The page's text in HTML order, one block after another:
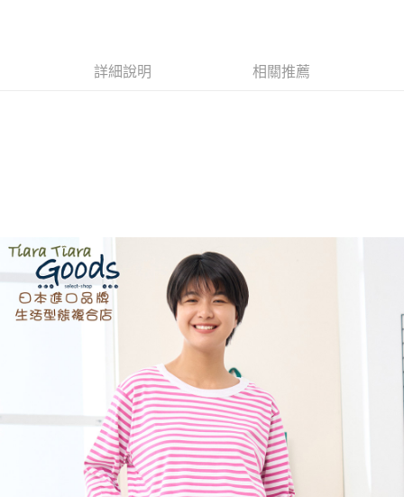
２．訂單成立數日內，您將收到繳費通知簡訊。
３．收到繳費通知簡訊後14天內，點擊此簡訊中的連結，可透過四大超商／
ATM／網路銀行／等多元方式進行付款，方視為交易完成。
※ 請注意：結帳手續完成當下不需立刻繳費，但若您需要取消訂單，請聯絡
購買商品的店家。未經商家同意取消之訂單仍視為有效，需透過AFTEE先享
※ 交易是否成功請以「AFTEE先享後付 」之結帳頁面顯示為準，若有關於
是否繳費成功／繳費後需取消欲退款等相關疑問，請聯繫「AFTEE先享後付
https://netprotections.freshdesk.com/support/home
１．透過由恩沛科技股份有限公司提供之「AFTEE先享後付」服務完成之交
易，需依本服務之必要範圍內提供個人資料，並將交易相關給付款項請求債
權轉讓予恩沛科技股份有限公司。
２．關於個人資料處理事宜，請瀏覽以下網址：
https://aftee.tw/terms/#terms3
每筆NT$60，滿NT$1,800(含以上)免運費
7-11取貨付款
每筆NT$60，滿NT$2,000(含以上)免運費
每筆NT$60，滿NT$2,000(含以上)免運費
黑貓宅急便(包裹尺寸60cm以下)
每筆NT$100，滿NT$2,000(含以上)免運費
黑貓宅急便(包裹尺寸90cm以下)
每筆NT$140，滿NT$2,000(含以上)免運費
詳細說明 相關推薦